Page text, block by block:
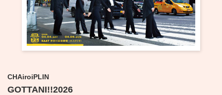
・ イベント一覧
・ イベントカレンダー
ご来場案内
CHAiroiPLIN
GOTTANI!!2026